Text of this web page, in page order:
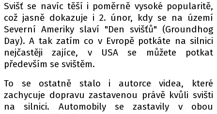
ETICKÝ KODEX
KONTAKT
VYDAVATEL
INZERCE
OSOBNÍ ÚDAJE / COOKIES
Svišť se navíc těší i poměrně vysoké popularitě,
což jasně dokazuje i 2. únor, kdy se na území
Severní Ameriky slaví "Den svišťů" (Groundhog
Day). A tak zatím co v Evropě potkáte na silnici
nejčastěji zajíce, v USA se můžete potkat
především se svištěm.
To se ostatně stalo i autorce videa, které
zachycuje dopravu zastavenou právě kvůli svišti
na silnici. Automobily se zastavily v obou